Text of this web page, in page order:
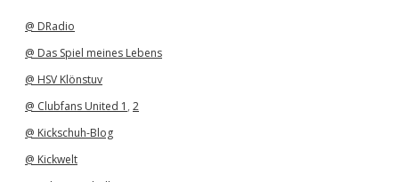
@ DRadio
@ Das Spiel meines Lebens
@ HSV Klönstuv
@ Clubfans United 1 , 2
@ Kickschuh-Blog
@ Kickwelt